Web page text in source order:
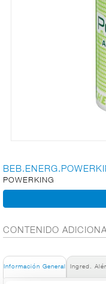
AL
FRUTAS Y
POWERKING
CONTENIDO
Información General Ingred.